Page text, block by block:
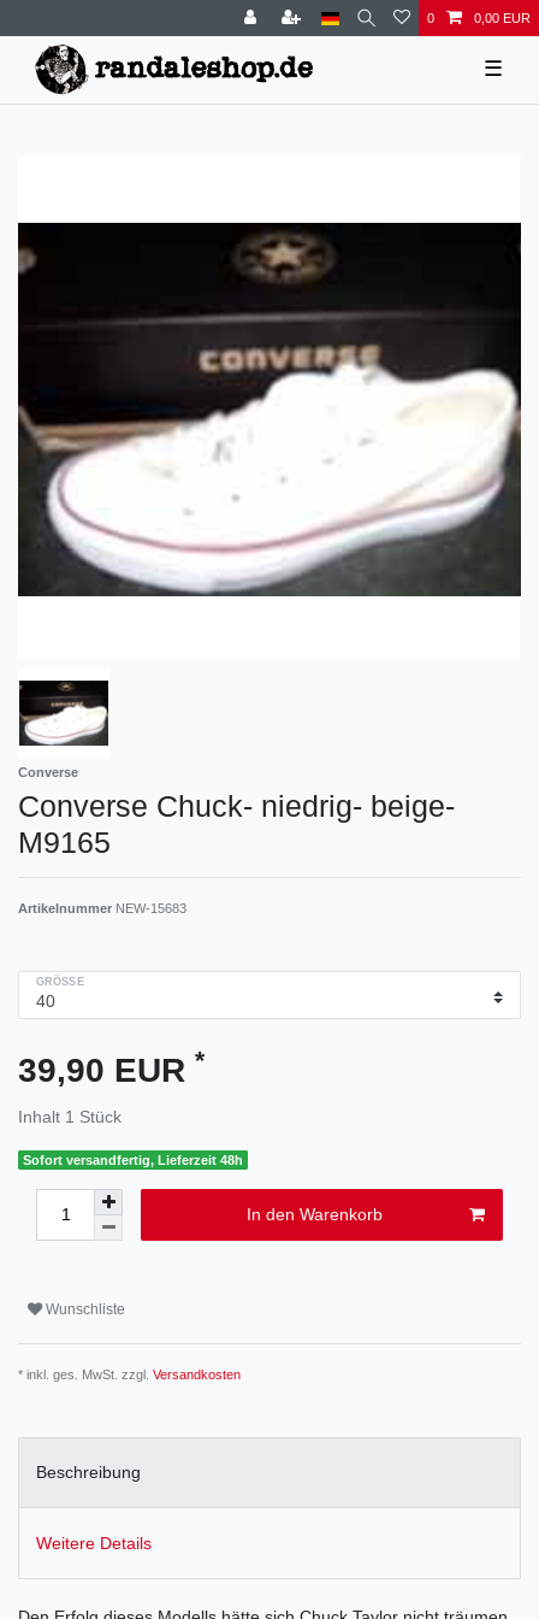
0 0,00 EUR
☰
Converse
Converse Chuck- niedrig- beige-
M9165
Artikelnummer NEW-15683
GRÖSSE
39,90 EUR *
Inhalt 1 Stück
Sofort versandfertig, Lieferzeit 48h
In den Warenkorb
Wunschliste
* inkl. ges. MwSt. zzgl. Versandkosten
Beschreibung
Weitere Details